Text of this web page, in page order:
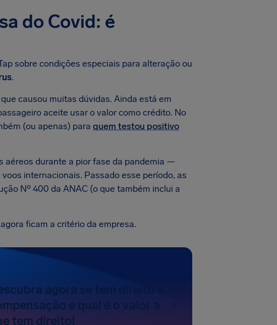
do Covid: é
sobre condições especiais para alteração ou
.
causou muitas dúvidas. Ainda está em
aceite usar o valor como crédito. No
(ou apenas) para quem testou positivo
aéreos durante a pior fase da pandemia —
internacionais. Passado esse período, as
Nº 400 da ANAC (o que também inclui a
ficam a critério da empresa.
agora se tem direito a
e qual é o valor a
tem direito!